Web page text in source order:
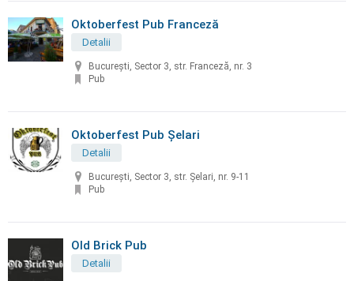
Oktoberfest Pub Franceză
Detalii
București, Sector 3, str. Franceză, nr. 3
Pub
Oktoberfest Pub Șelari
Detalii
București, Sector 3, str. Șelari, nr. 9-11
Pub
Old Brick Pub
Detalii